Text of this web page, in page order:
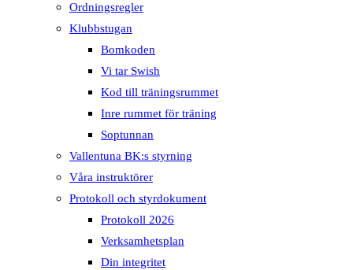
Ordningsregler
Klubbstugan
Bomkoden
Vi tar Swish
Kod till träningsrummet
Inre rummet för träning
Soptunnan
Vallentuna BK:s styrning
Våra instruktörer
Protokoll och styrdokument
Protokoll 2026
Verksamhetsplan
Din integritet